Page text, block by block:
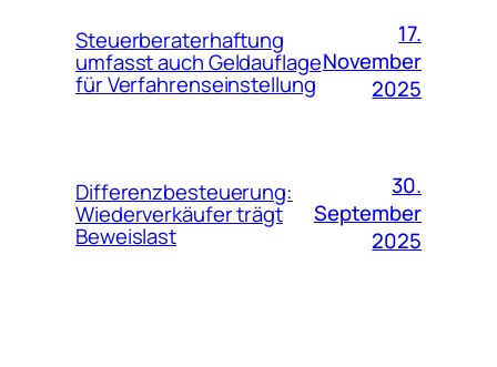
Steuerberaterhaftung
umfasst auch Geldauflage
für Verfahrenseinstellung
17.
November
2025
Differenzbesteuerung:
Wiederverkäufer trägt
Beweislast
30.
September
2025